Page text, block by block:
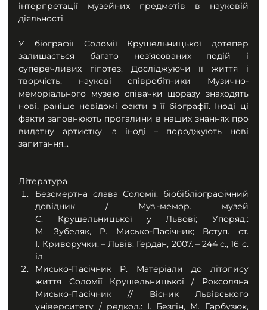
інтерпретації музейних предметів в науковій
діяльності.
У біографії Соломії Крушельницької дотепер
залишається багато нез’ясованих подій і
суперечливих гіпотез. Досліджуючи її життя і
творчість, наукові співробітники Музично-
меморіального музею співачки щоразу знаходять
нові, раніше невідомі факти з її біографії. Іноді ці
факти заповнюють прогалини в наших знаннях про
видатну артистку, а іноді – породжують нові
запитання...
Література
Безсмертна слава Соломії: біобібліографічний
довідник / Муз.-мемор. музей
С. Крушельницької у Львові; Упоряд.:
М. Зубеляк, Р. Мисько-Пасічник; Вступ. ст.
І. Криворучки. – Львів: Ґердан, 2007. – 244 с., 16 с.
іл.
Мисько-Пасічник Р. Матеріали до літопису
життя Соломії Крушельницької / Роксоляна
Мисько-Пасічник // Вісник Львівського
університету / редкол.: І. Безгін, М. Гарбузюк,